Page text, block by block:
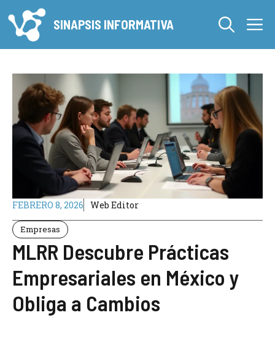
al
contenido
SINAPSIS INFORMATIVA
FEBRERO 8, 2026 Web Editor
Empresas
MLRR Descubre Prácticas
Empresariales en México y
Obliga a Cambios